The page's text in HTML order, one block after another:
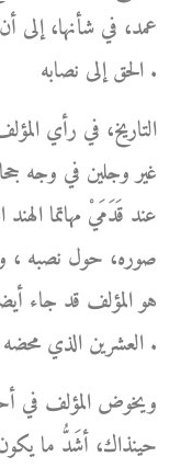
عمد، في شأنها، إلى
الحق إلى نصابه .
التاريخ، في رأي
غير وجلين في وجه
عند قَدَمَيْ مهاتما
صوره، حول نصبه ،
هو المؤلف قد جاء
العشرين الذي محضه حُبَّه المُطلق دون أي منازع .
ويخوض المؤلف في
حينذاك، أشَدُّ ما